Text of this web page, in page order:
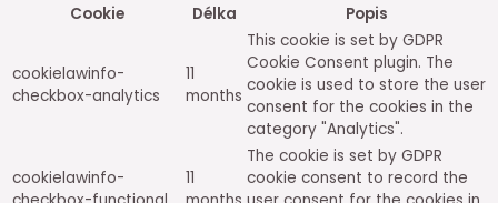
Cookie
Délka Popis
cookielawinfo-
checkbox-analytics
11
months
This cookie is set by GDPR
Cookie Consent plugin. The
cookie is used to store the user
consent for the cookies in the
category "Analytics".
cookielawinfo-
11
The cookie is set by GDPR
cookie consent to record the